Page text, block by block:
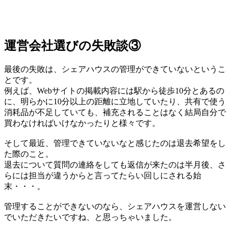
運営会社選びの失敗談③
最後の失敗は、シェアハウスの管理ができていないというこ
とです。
例えば、Webサイトの掲載内容には駅から徒歩10分とあるの
に、明らかに10分以上の距離に立地していたり、共有で使う
消耗品が不足していても、補充されることはなく結局自分で
買わなければいけなかったりと様々です。
そして最近、管理できていないなと感じたのは退去希望をし
た際のこと。
退去について質問の連絡をしても返信が来たのは半月後、さ
らには担当が違うからと言ってたらい回しにされる始
末・・・。
管理することができないのなら、シェアハウスを運営しない
でいただきたいですね、と思っちゃいました。